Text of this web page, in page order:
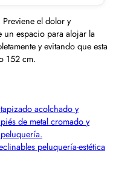
el dolor y
un espacio para alojar la
y evitando que esta
152 cm.
peluquería-estética